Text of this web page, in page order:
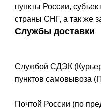
пункты России,
страны СНГ, а так же
Службы доставки
Службой СДЭК
пунктов самовывоза
Почтой России (по